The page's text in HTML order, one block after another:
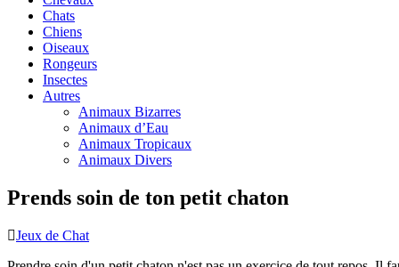
Chats
Chiens
Oiseaux
Rongeurs
Insectes
Autres
Animaux Bizarres
Animaux d’Eau
Animaux Tropicaux
Animaux Divers
Prends soin de ton petit chaton
Jeux de Chat